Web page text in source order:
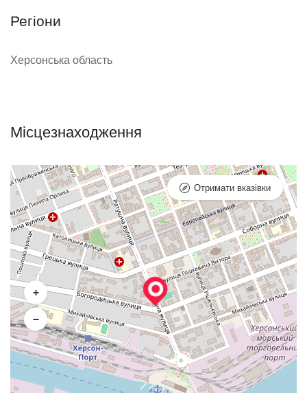
Регіони
Херсонська область
Місцезнаходження
+
−
Отримати вказівки